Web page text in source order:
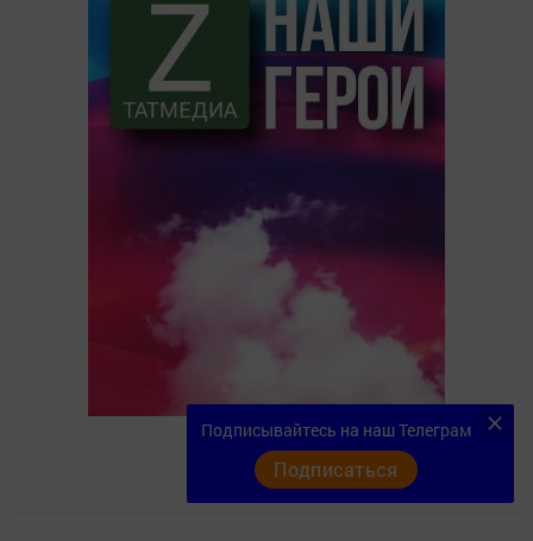
Подписывайтесь на наш Телеграм
Подписаться